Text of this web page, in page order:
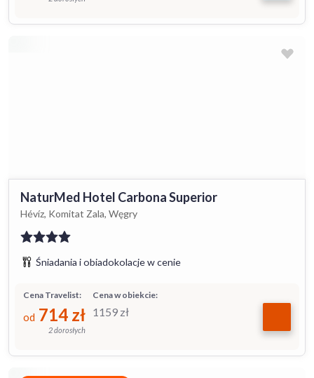
NaturMed Hotel Carbona Superior
Hévíz, Komitat Zala, Węgry
Śniadania i obiadokolacje w cenie
Cena w obiekcie:
1159 zł
Cena Travelist:
od 714 zł
2 dorosłych